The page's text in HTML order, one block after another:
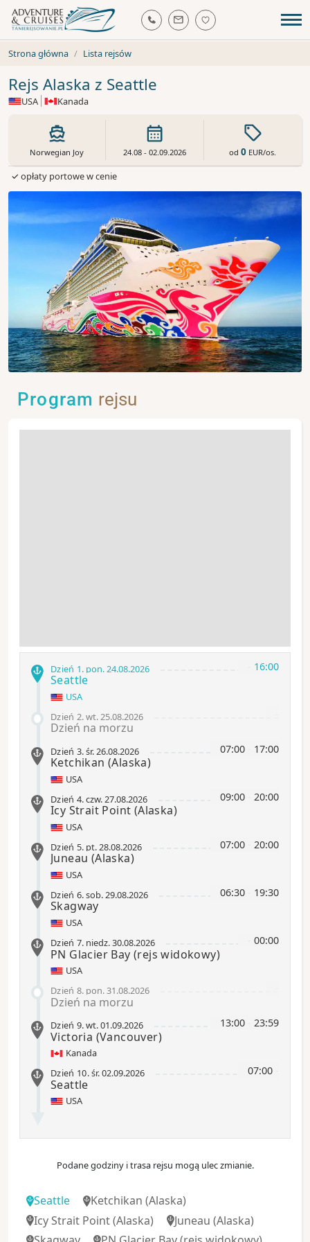
Strona główna Lista rejsów
Rejs Alaska z Seattle
USA Kanada
Norwegian Joy 24.08 - 02.09.2026 od0 EUR/os.
✓ opłaty portowe w cenie
Program rejsu
16:00
Dzień 1. pon.24.08.2026
Seattle
USA
Dzień 2.wt.25.08.2026
Dzień na morzu
07:00 17:00
Dzień 3.śr.26.08.2026
Ketchikan(Alaska)
USA
09:00 20:00
Dzień 4.czw.27.08.2026
Icy Strait Point (Alaska)
USA
07:00 20:00
Dzień 5. pt.28.08.2026
Juneau (Alaska)
USA
06:30 19:30
Dzień 6.sob.29.08.2026
Skagway
USA
00:00
Dzień 7. niedz.30.08.2026
PN Glacier Bay(rejs widokowy)
USA
Dzień 8. pon.31.08.2026
Dzień na morzu
13:00 23:59
Dzień 9.wt.01.09.2026
Victoria (Vancouver)
Kanada
07:00
Dzień 10.śr.02.09.2026
Seattle
USA
Podane godziny i trasa rejsu mogą ulec zmianie.
Seattle Ketchikan (Alaska)
Icy Strait Point(Alaska) Juneau (Alaska)